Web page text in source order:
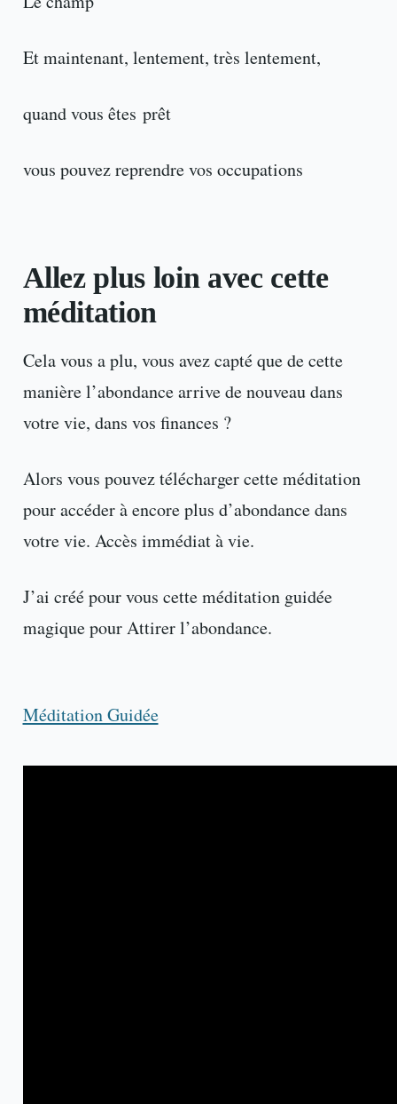
Et maintenant, lentement, très lentement,
quand vous êtes prêt
vous pouvez reprendre vos occupations
Allez plus loin avec cette
méditation
Cela vous a plu, vous avez capté que de cette
manière l’abondance arrive de nouveau dans
votre vie, dans vos finances ?
Alors vous pouvez télécharger cette méditation
pour accéder à encore plus d’abondance dans
votre vie. Accès immédiat à vie.
J’ai créé pour vous cette méditation guidée
magique pour Attirer l’abondance.
Méditation Guidée